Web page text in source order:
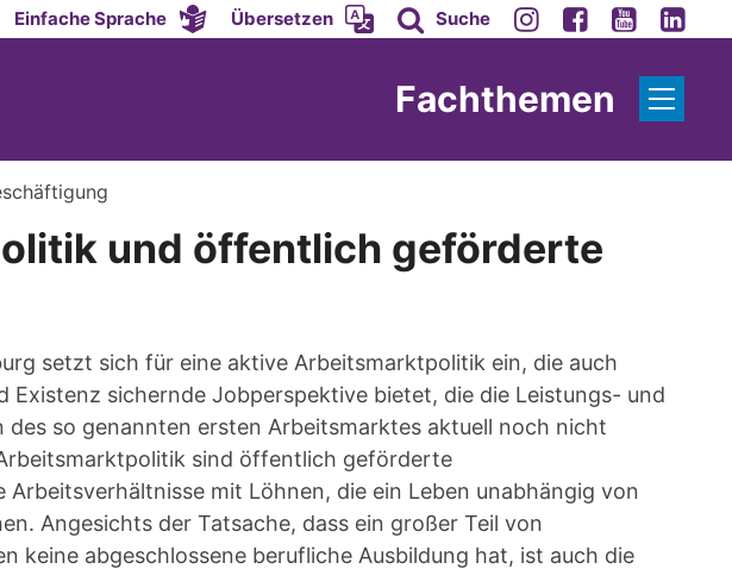
Einfache Sprache Übersetzen Suche
Fachthemen
und öffentlich geförderte
setzt sich für eine aktive Arbeitsmarktpolitik ein, die auch
Existenz sichernde Jobperspektive bietet, die die Leistungs- und
so genannten ersten Arbeitsmarktes aktuell noch nicht
sind öffentlich geförderte
mit Löhnen, die ein Leben unabhängig von
Angesichts der Tatsache, dass ein großer Teil von
keine abgeschlossene berufliche Ausbildung hat, ist auch die